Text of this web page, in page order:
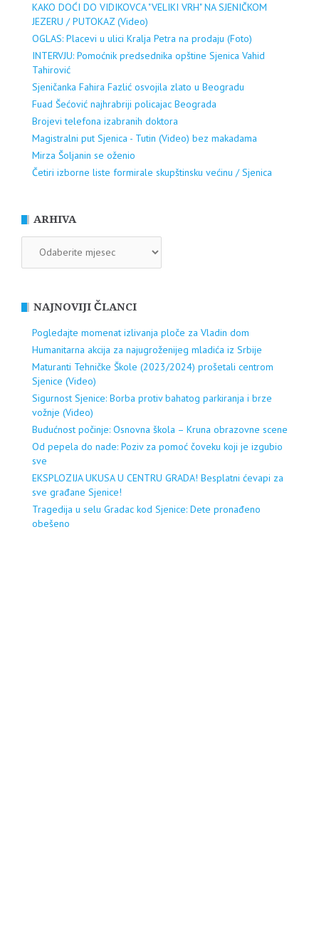
KAKO DOĆI DO VIDIKOVCA "VELIKI VRH" NA SJENIČKOM
JEZERU / PUTOKAZ (Video)
OGLAS: Placevi u ulici Kralja Petra na prodaju (Foto)
INTERVJU: Pomoćnik predsednika opštine Sjenica Vahid
Tahirović
Sjeničanka Fahira Fazlić osvojila zlato u Beogradu
Fuad Šećović najhrabriji policajac Beograda
Brojevi telefona izabranih doktora
Magistralni put Sjenica - Tutin (Video) bez makadama
Mirza Šoljanin se oženio
Četiri izborne liste formirale skupštinsku većinu / Sjenica
ARHIVA
NAJNOVIJI ČLANCI
Pogledajte momenat izlivanja ploče za Vladin dom
Humanitarna akcija za najugroženijeg mladića iz Srbije
Maturanti Tehničke Škole (2023/2024) prošetali centrom
Sjenice (Video)
Sigurnost Sjenice: Borba protiv bahatog parkiranja i brze
vožnje (Video)
Budućnost počinje: Osnovna škola – Kruna obrazovne scene
Od pepela do nade: Poziv za pomoć čoveku koji je izgubio
sve
EKSPLOZIJA UKUSA U CENTRU GRADA! Besplatni ćevapi za
sve građane Sjenice!
Tragedija u selu Gradac kod Sjenice: Dete pronađeno
obešeno